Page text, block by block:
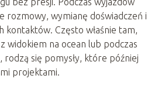
rozmowy, wymianę doświadczeń i
kontaktów. Często właśnie tam,
widokiem na ocean lub podczas
rodzą się pomysły, które później
projektami.